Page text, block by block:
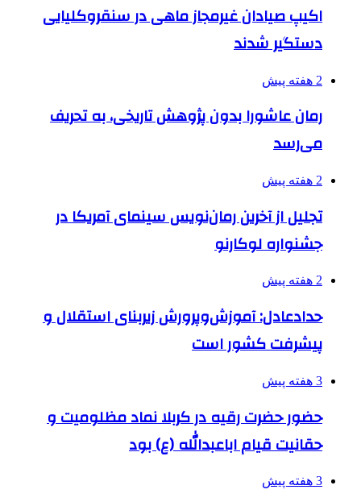
اکیپ صیادان غیرمجاز ماهی در سنقروکلیایی
دستگیر شدند
2 هفته پیش
رمان عاشورا بدون پژوهش تاریخی، به تحریف
می‌رسد
2 هفته پیش
تجلیل از آخرین رمان‌نویس سینمای آمریکا در
جشنواره لوکارنو
2 هفته پیش
حدادعادل: آموزش‌وپرورش زیربنای استقلال و
پیشرفت کشور است
3 هفته پیش
حضور حضرت رقیه در کربلا نماد مظلومیت و
حقانیت قیام اباعبدالله (ع) بود
3 هفته پیش